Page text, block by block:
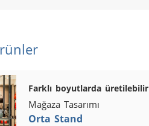
Farklı boyutlarda üretilebilir
Mağaza Tasarımı
Orta Stand